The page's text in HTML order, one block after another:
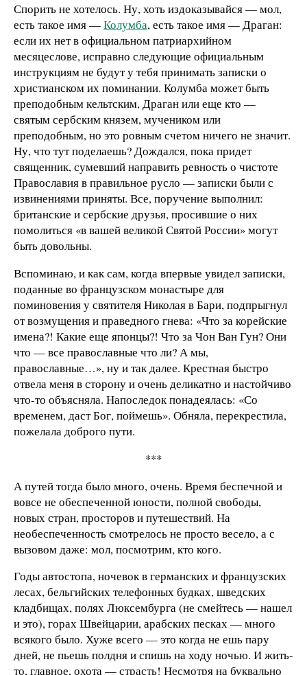
Спорить не хотелось. Ну, хоть издоказывайся — мол,
есть такое имя —Колумба, есть такое имя — Драган:
если их нет в официальном патриархийном
месяцеслове, исправно следующие официальным
инструкциям не будут у тебя принимать записки о
христианском их поминании. Колумба может быть
преподобным кельтским, Драган или еще кто —
святым сербским князем, мучеником или
преподобным, но это ровным счетом ничего не значит.
Ну, что тут поделаешь? Дождался, пока придет
священник, сумевший направить ревность о чистоте
Православия в правильное русло — записки были с
извинениями приняты. Все, поручение выполнил:
британские и сербские друзья, просившие о них
помолиться «в вашей великой Святой России» могут
быть довольны.
Вспоминаю, и как сам, когда впервые увидел записки,
поданные во французском монастыре для
поминовения у святителя Николая в Бари, подпрыгнул
от возмущения и праведного гнева: «Что за корейские
имена?! Какие еще японцы?! Что за Чон Ван Гун? Они
что — все православные что ли? А мы,
православные…», ну и так далее. Крестная быстро
отвела меня в сторону и очень деликатно и настойчиво
что-то объясняла. Напоследок понадеялась: «Со
временем, даст Бог, поймешь». Обняла, перекрестила,
пожелала доброго пути.
***
А путей тогда было много, очень. Время беспечной и
вовсе не обеспеченной юности, полной свободы,
новых стран, просторов и путешествий. На
необеспеченность смотрелось не просто весело, а с
вызовом даже: мол, посмотрим, кто кого.
Годы автостопа, ночевок в германских и французских
лесах, бельгийских телефонных будках, шведских
кладбищах, полях Люксембурга (не смейтесь — нашел
и это), горах Швейцарии, арабских песках — много
всякого было. Хуже всего — это когда не ешь пару
дней, не пьешь полдня и спишь на ходу ночью. И жить-
то, главное, охота — страсть! Несмотря на буквально